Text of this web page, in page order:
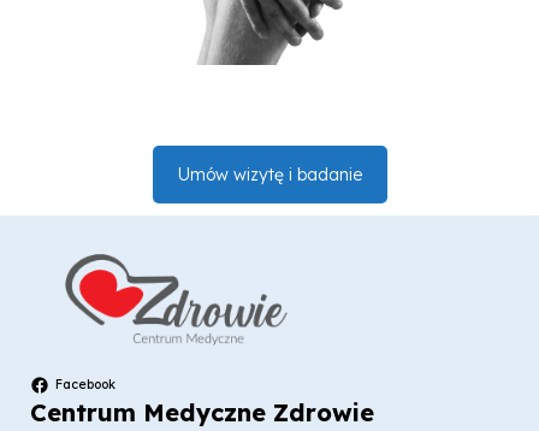
Umów wizytę i badanie
Facebook
Centrum Medyczne Zdrowie